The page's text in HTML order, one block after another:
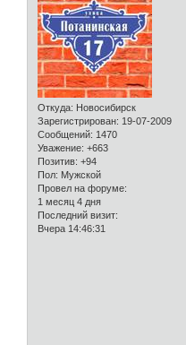
Откуда: Новосибирск
Зарегистрирован: 19-07-2009
Сообщений: 1470
Уважение: +663
Позитив: +94
Пол: Мужской
Провел на форуме:
1 месяц 4 дня
Последний визит:
Вчера 14:46:31